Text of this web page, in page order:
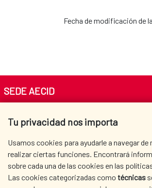
Fecha de modificación de
Tu privacidad nos importa
Usamos cookies para ayudarle a navegar
realizar ciertas funciones. Encontrará
sobre cada una de las cookies en las
Las cookies categorizadas como técnicas
SEDE AECID
Tel. +34 900 20 30 54​​​​​​​
AECID
WHERE DO
SPANISH HUMANITARIAN